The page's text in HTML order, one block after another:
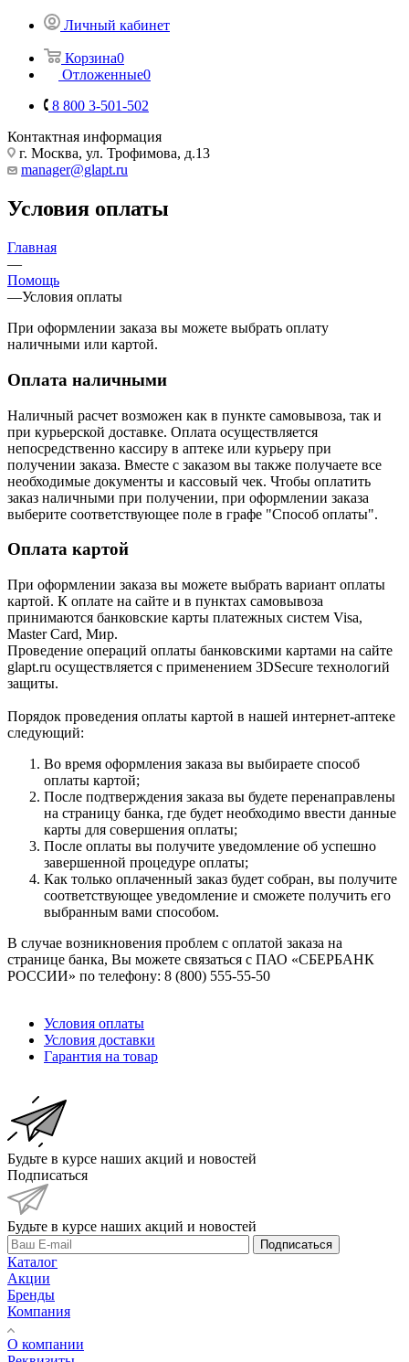
Личный кабинет
Корзина0
Отложенные0
8 800 3-501-502
Контактная информация
г. Москва, ул. Трофимова, д.13
manager@glapt.ru
Условия оплаты
Главная
—
Помощь
—Условия оплаты
При оформлении заказа вы можете выбрать оплату
наличными или картой.
Оплата наличными
Наличный расчет возможен как в пункте самовывоза, так и
при курьерской доставке. Оплата осуществляется
непосредственно кассиру в аптеке или курьеру при
получении заказа. Вместе с заказом вы также получаете все
необходимые документы и кассовый чек. Чтобы оплатить
заказ наличными при получении, при оформлении заказа
выберите соответствующее поле в графе "Способ оплаты".
Оплата картой
При оформлении заказа вы можете выбрать вариант оплаты
картой. К оплате на сайте и в пунктах самовывоза
принимаются банковские карты платежных систем Visa,
Master Card, Мир.
Проведение операций оплаты банковскими картами на сайте
glapt.ru осуществляется с применением 3DSecure технологий
защиты.
Порядок проведения оплаты картой в нашей интернет-аптеке
следующий:
Во время оформления заказа вы выбираете способ
оплаты картой;
После подтверждения заказа вы будете перенаправлены
на страницу банка, где будет необходимо ввести данные
карты для совершения оплаты;
После оплаты вы получите уведомление об успешно
завершенной процедуре оплаты;
Как только оплаченный заказ будет собран, вы получите
соответствующее уведомление и сможете получить его
выбранным вами способом.
В случае возникновения проблем с оплатой заказа на
странице банка, Вы можете связаться с ПАО «СБЕРБАНК
РОССИИ» по телефону: 8 (800) 555-55-50
Условия оплаты
Условия доставки
Гарантия на товар
Будьте в курсе наших акций и новостей
Подписаться
Будьте в курсе наших акций и новостей
Подписаться
Каталог
Акции
Бренды
Компания
О компании